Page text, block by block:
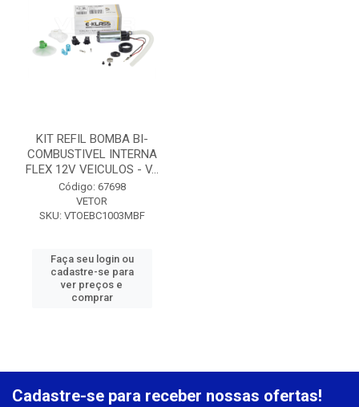
KIT REFIL BOMBA BI-
COMBUSTIVEL INTERNA
FLEX 12V VEICULOS - V...
Código: 67698
VETOR
SKU: VTOEBC1003MBF
Faça seu login ou
cadastre-se para
ver preços e
comprar
Cadastre-se para receber nossas ofertas!